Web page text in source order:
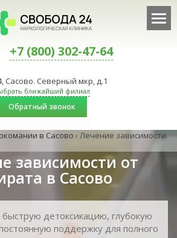
+7 (800) 302-47-64
Сасово. Северный мкр, д.1
ближайший филиал
Обратный звонок
в Сасово › Лечение зависимости
зависимости от
в Сасово
детоксикацию, глубокую
поддержку для полного